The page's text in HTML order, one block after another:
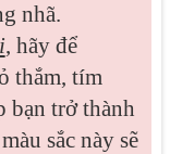
nhã.
, hãy để
thắm, tím
bạn trở thành
sắc này sẽ